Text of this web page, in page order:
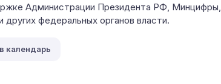
Администрации Президента РФ, Минцифры,
федеральных органов власти.
календарь